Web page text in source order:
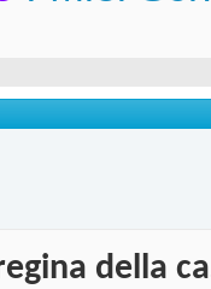
della